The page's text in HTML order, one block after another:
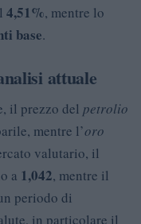
4,51%, mentre lo
base.
attuale
il prezzo del petrolio
mentre l’oro
valutario, il
a 1,042, mentre il
periodo di
in particolare il